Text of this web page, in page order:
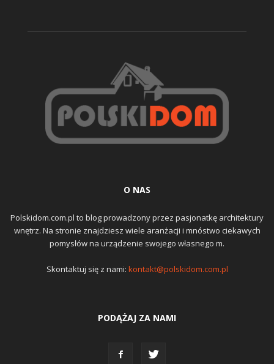
O NAS
Polskidom.com.pl to blog prowadzony przez pasjonatkę architektury
wnętrz. Na stronie znajdziesz wiele aranżacji i mnóstwo ciekawych
pomysłów na urządzenie swojego własnego m.
Skontaktuj się z nami: kontakt@polskidom.com.pl
PODĄŻAJ ZA NAMI